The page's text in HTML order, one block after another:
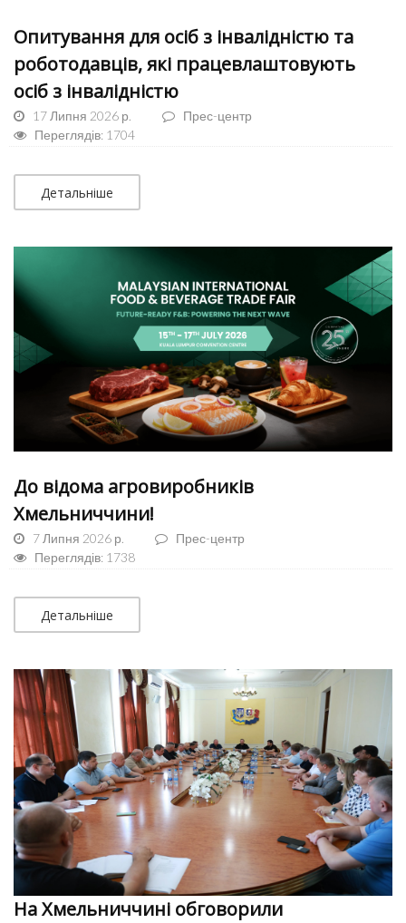
Опитування для осіб з інвалідністю та
роботодавців, які працевлаштовують
осіб з інвалідністю
17 Липня 2026 р.
Прес-центр
Переглядів: 1704
Детальніше
До відома агровиробників
Хмельниччини!
7 Липня 2026 р.
Прес-центр
Переглядів: 1738
Детальніше
На Хмельниччині обговорили